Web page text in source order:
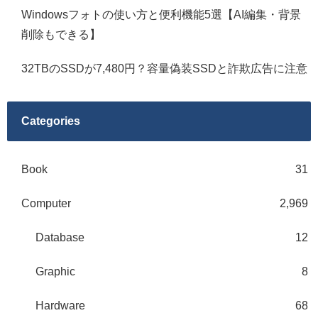
Windowsフォトの使い方と便利機能5選【AI編集・背景
削除もできる】
32TBのSSDが7,480円？容量偽装SSDと詐欺広告に注意
Categories
Book 31
Computer 2,969
Database 12
Graphic 8
Hardware 68